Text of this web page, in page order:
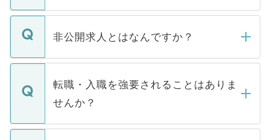
ご登録いただきましたら、弊社担当者がご
登録内容を確認し、その後メールもしくは
ます。通常、5営業日以内にはご連絡をせて
いただきますので、しばらくお待ちくださ
い。
非公開求人とはなんですか？
マイナビDOCTORで取り扱っている求人の
うち約3割は、Webサイトからご覧いただ
けない「非公開求人」です。非公開求人は
下記の理由によって、一般には公開してい
ません。
転職・入職を強要されることはありま
せんか？
転職・入職を強要することは一切ありませ